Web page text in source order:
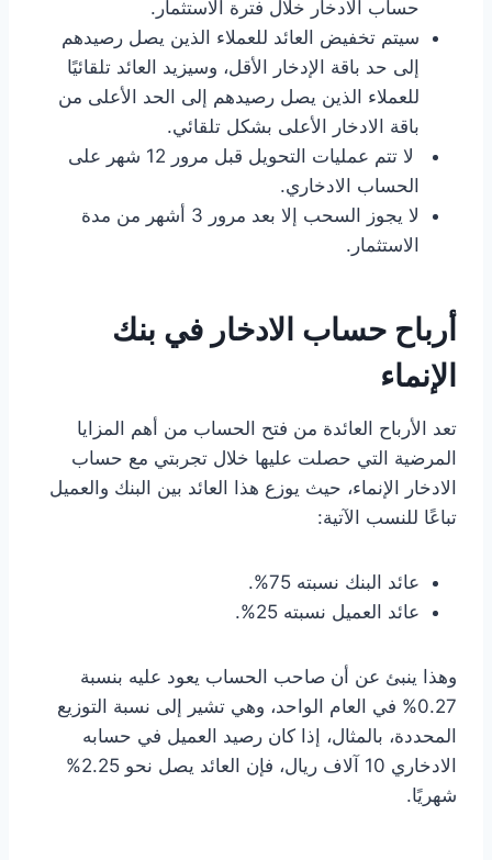
حساب الادخار خلال فترة الاستثمار.
سيتم تخفيض العائد للعملاء الذين يصل رصيدهم
إلى حد باقة الإدخار الأقل، وسيزيد العائد تلقائيًا
للعملاء الذين يصل رصيدهم إلى الحد الأعلى من
باقة الادخار الأعلى بشكل تلقائي.
لا تتم عمليات التحويل قبل مرور 12 شهر على
الحساب الادخاري.
لا يجوز السحب إلا بعد مرور 3 أشهر من مدة
الاستثمار.
أرباح حساب الادخار في بنك
الإنماء
تعد الأرباح العائدة من فتح الحساب من أهم المزايا
المرضية التي حصلت عليها خلال تجربتي مع حساب
الادخار الإنماء، حيث يوزع هذا العائد بين البنك والعميل
تباعًا للنسب الآتية:
عائد البنك نسبته 75%.
عائد العميل نسبته 25%.
وهذا ينبئ عن أن صاحب الحساب يعود عليه بنسبة
0.27% في العام الواحد، وهي تشير إلى نسبة التوزيع
المحددة، بالمثال، إذا كان رصيد العميل في حسابه
الادخاري 10 آلاف ريال، فإن العائد يصل نحو 2.25%
شهريًا.